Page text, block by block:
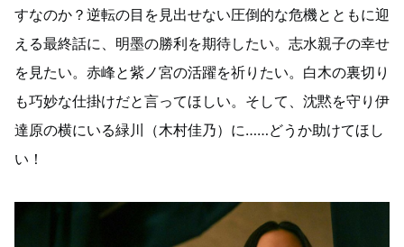
すなのか？逆転の目を見出せない圧倒的な危機とともに迎
える最終話に、明墨の勝利を期待したい。志水親子の幸せ
を見たい。赤峰と紫ノ宮の活躍を祈りたい。白木の裏切り
も巧妙な仕掛けだと言ってほしい。そして、沈黙を守り伊
達原の横にいる緑川（木村佳乃）に……どうか助けてほし
い！